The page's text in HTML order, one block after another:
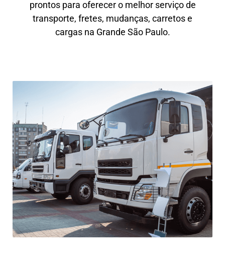
prontos para oferecer o melhor serviço de
transporte, fretes, mudanças, carretos e
cargas na Grande São Paulo.